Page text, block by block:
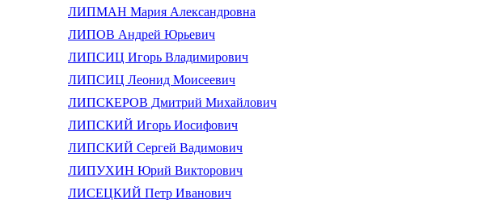
ЛИПМАН Мария Александровна
ЛИПОВ Андрей Юрьевич
ЛИПСИЦ Игорь Владимирович
ЛИПСИЦ Леонид Моисеевич
ЛИПСКЕРОВ Дмитрий Михайлович
ЛИПСКИЙ Игорь Иосифович
ЛИПСКИЙ Сергей Вадимович
ЛИПУХИН Юрий Викторович
ЛИСЕЦКИЙ Петр Иванович